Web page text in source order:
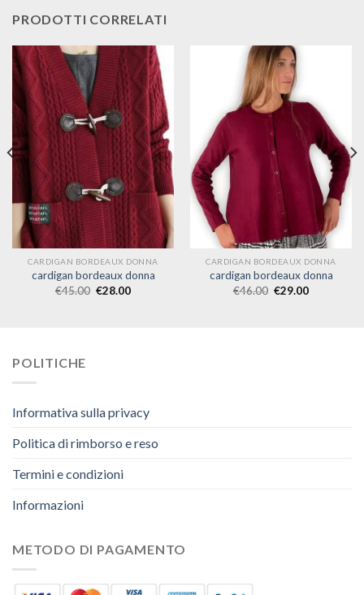
PRODOTTI CORRELATI
CARDIGAN BORDEAUX DONNA
cardigan bordeaux donna
€45.00 €28.00
CARDIGAN BORDEAUX DONNA
cardigan bordeaux donna
€46.00 €29.00
POLITICHE
Informativa sulla privacy
Politica di rimborso e reso
Termini e condizioni
Informazioni
METODO DI PAGAMENTO